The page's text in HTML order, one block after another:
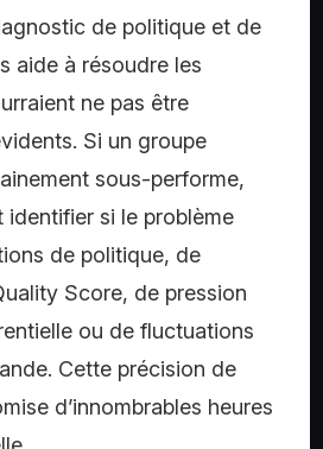
de politique et de
aide à résoudre les
ne pas être
Si un groupe
sous-performe,
si le problème
de politique, de
Score, de pression
ou de fluctuations
Cette précision de
d’innombrables heures